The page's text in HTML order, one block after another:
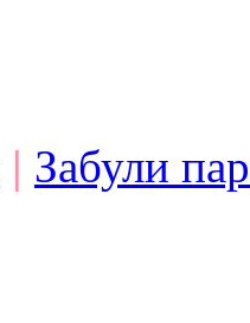
| Забули